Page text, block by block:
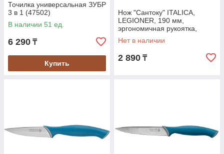
Точилка универсальная ЗУБР
3 в 1 (47502)
В наличии 51 ед.
6 290 ₸
Купить
Нож "Сантоку" ITALICA,
LEGIONER, 190 мм,
эргономичная рукоятка,
нержавеющее лезвие
(47966)
Нет в наличии
2 890 ₸